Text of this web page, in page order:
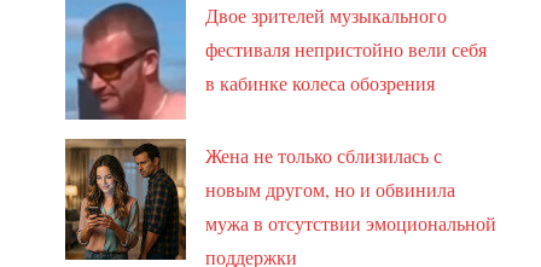
Двое зрителей музыкального
фестиваля непристойно вели себя
в кабинке колеса обозрения
Жена не только сблизилась с
новым другом, но и обвинила
мужа в отсутствии эмоциональной
поддержки